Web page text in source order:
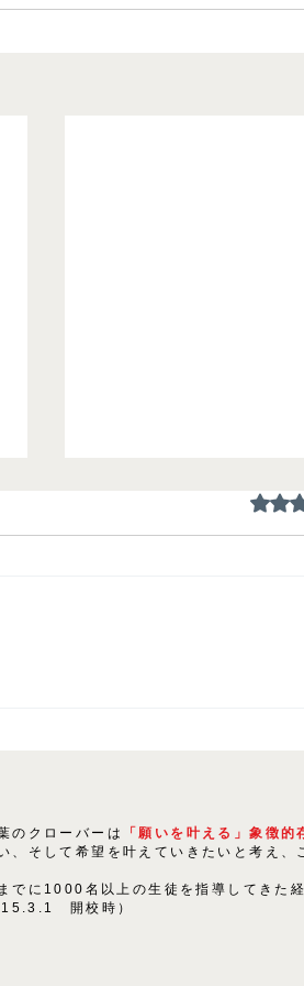
5つ星
のクローバーは 「願いを叶える」象徴的
、そして希望を叶えていきたいと考え、
でに1000名以上の生徒を指導してきた
開校時）